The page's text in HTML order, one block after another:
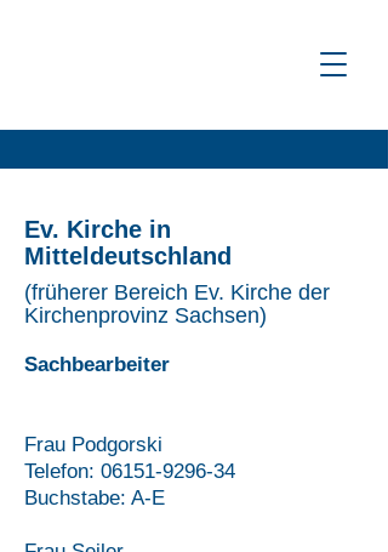
Ev. Kirche in
Mitteldeutschland
(früherer Bereich Ev. Kirche der
Kirchenprovinz Sachsen)
Sachbearbeiter
Frau Podgorski
Telefon: 06151-9296-34
Buchstabe: A-E